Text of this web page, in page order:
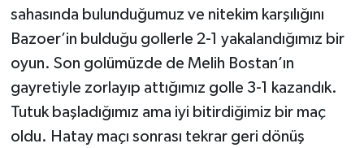
sahasında bulunduğumuz ve nitekim karşılığını
Bazoer’in bulduğu gollerle 2-1 yakalandığımız bir
oyun. Son golümüzde de Melih Bostan’ın
gayretiyle zorlayıp attığımız golle 3-1 kazandık.
Tutuk başladığımız ama iyi bitirdiğimiz bir maç
oldu. Hatay maçı sonrası tekrar geri dönüş